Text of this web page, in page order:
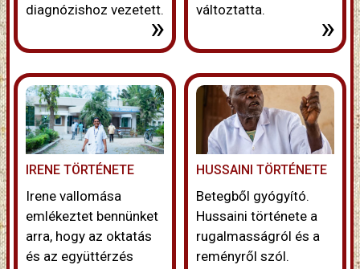
diagnózishoz vezetett.
»
változtatta.
»
IRENE TÖRTÉNETE
Irene vallomása
emlékeztet bennünket
arra, hogy az oktatás
és az együttérzés
HUSSAINI TÖRTÉNETE
Betegből gyógyító.
Hussaini története a
rugalmasságról és a
reményről szól.